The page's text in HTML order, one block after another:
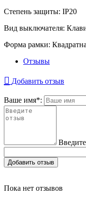
Степень защиты: IP20
Вид выключателя:
Форма рамки:
Отзывы
Добавить отзыв
Ваше имя*:
Добавить отзыв
Пока нет отзывов